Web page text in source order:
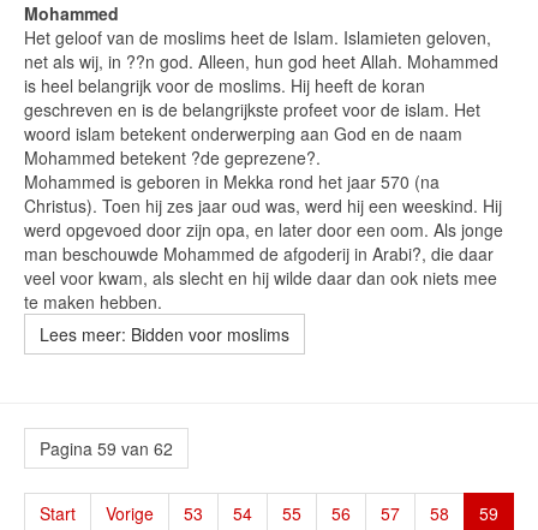
Mohammed
Het geloof van de moslims heet de Islam. Islamieten geloven,
net als wij, in ??n god. Alleen, hun god heet Allah. Mohammed
is heel belangrijk voor de moslims. Hij heeft de koran
geschreven en is de belangrijkste profeet voor de islam. Het
woord islam betekent onderwerping aan God en de naam
Mohammed betekent ?de geprezene?.
Mohammed is geboren in Mekka rond het jaar 570 (na
Christus). Toen hij zes jaar oud was, werd hij een weeskind. Hij
werd opgevoed door zijn opa, en later door een oom. Als jonge
man beschouwde Mohammed de afgoderij in Arabi?, die daar
veel voor kwam, als slecht en hij wilde daar dan ook niets mee
te maken hebben.
Lees meer: Bidden voor moslims
Pagina 59 van 62
Start Vorige 53 54 55 56 57 58 59